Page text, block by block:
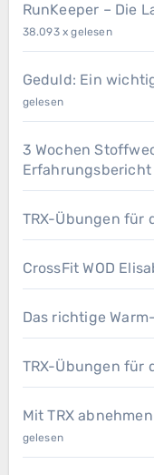
RunKeeper – Die
38.093 x gelesen
Geduld: Ein
gelesen
3 Wochen
Erfahrungsbericht
TRX-Übungen für
CrossFit WOD
Das richtige
TRX-Übungen für
Mit TRX
gelesen